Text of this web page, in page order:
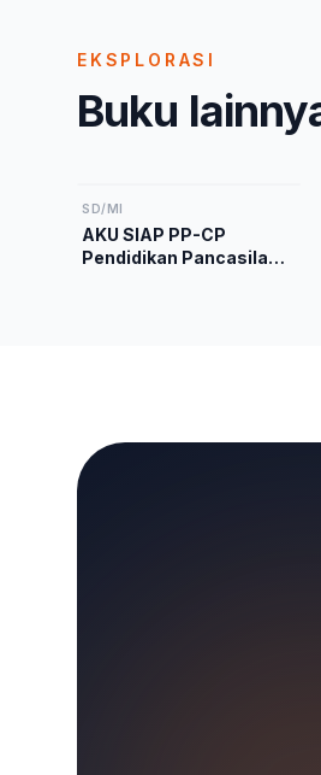
EKSPLORASI
Buku
SD/MI
AKU SIAP PP-CP
Pendidikan Pancasila